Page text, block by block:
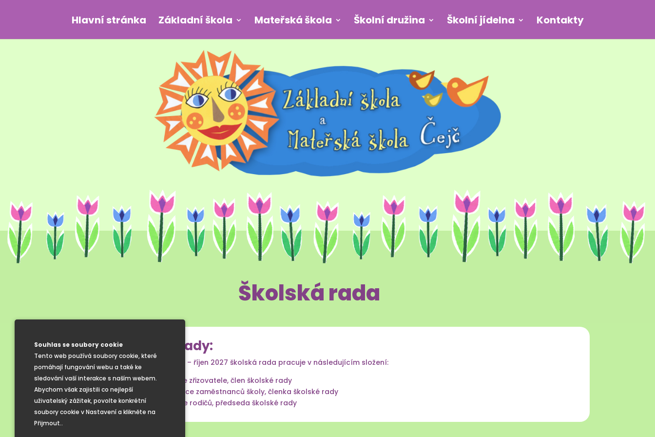
Souhlas se soubory cookie
Tento web používá soubory cookie, které
pomáhají fungování webu a také ke
sledování vaší interakce s naším webem.
Abychom však zajistili co nejlepší
uživatelský zážitek, povolte konkrétní
soubory cookie v Nastavení a klikněte na
Přijmout..
Hlavní stránka Základní škola Mateřská škola Školní družina Školní jídelna Kontakty
Školská rada
Složení školské rady:
Ve funkčním období říjen 2024 – říjen 2027 školská rada pracuje v následujícím složení:
Tomáš Damborský– zástupce zřizovatele, člen školské rady
Mgr. Petra Havlíková
– zástupce zaměstnanců školy, členka školské rady
Ing. Michal Herůfek – zástupce rodičů, předseda školské rady